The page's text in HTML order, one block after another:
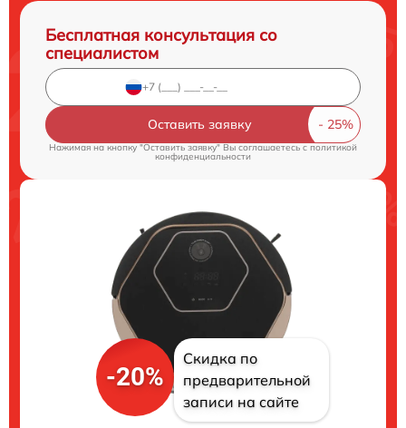
Бесплатная консультация со
специалистом
Оставить заявку
Нажимая на кнопку "Оставить заявку" Вы соглашаетесь cполитикой
конфиденциальности
-20%
Скидка по
предварительной
записи на сайте